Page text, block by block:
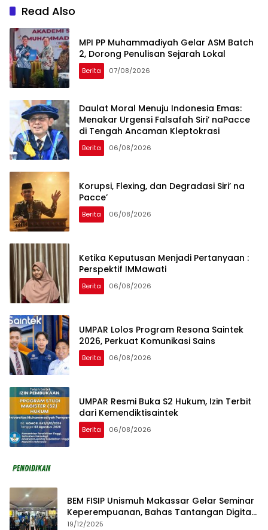
Read Also
MPI PP Muhammadiyah Gelar ASM Batch
2, Dorong Penulisan Sejarah Lokal
Berita 07/08/2026
Daulat Moral Menuju Indonesia Emas:
Menakar Urgensi Falsafah Siri’ naPacce
di Tengah Ancaman Kleptokrasi
Berita 06/08/2026
Korupsi, Flexing, dan Degradasi Siri’ na
Pacce’
Berita 06/08/2026
Ketika Keputusan Menjadi Pertanyaan :
Perspektif IMMawati
Berita 06/08/2026
UMPAR Lolos Program Resona Saintek
2026, Perkuat Komunikasi Sains
Berita 06/08/2026
UMPAR Resmi Buka S2 Hukum, Izin Terbit
dari Kemendiktisaintek
Berita 06/08/2026
BEM FISIP Unismuh Makassar Gelar Seminar
Keperempuanan, Bahas Tantangan Digital
dan Budaya Lokal
19/12/2025